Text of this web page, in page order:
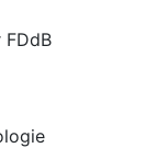
FDdB